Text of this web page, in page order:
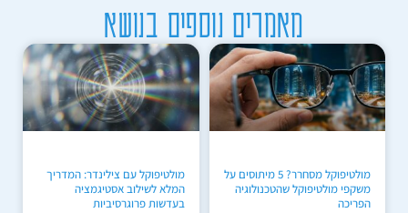
מאמרים נוספים בנושא
מולטיפוקל מסחרר? 5 מיתוסים על
משקפי מולטיפוקל שהטכנולוגיה
הפריכה
מולטיפוקל עם צילינדר: המדריך
המלא לשילוב אסטיגמציה
בעדשות פרוגרסיביות